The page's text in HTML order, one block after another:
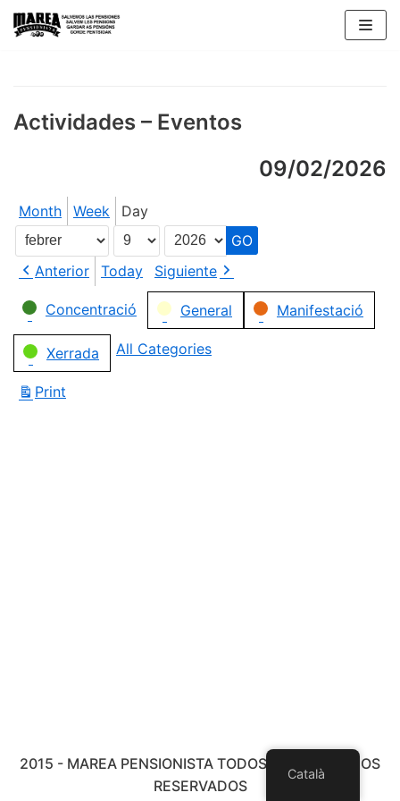
Skip
Actividades – Eventos
09/02/2026
Month Week Day
Month
Day
Year
Anterior
Today
Siguiente
Categories
Concentració General Manifestació
Xerrada All Categories
Print
2015 - MAREA PENSIONISTA TODOS LOS DERECHOS
RESERVADOS
Català